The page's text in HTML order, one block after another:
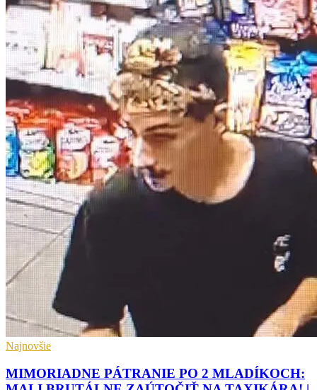
Najnovšie
MIMORIADNE PÁTRANIE PO 2 MLADÍKOCH: